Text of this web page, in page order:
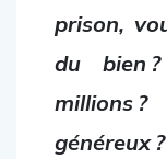
prison,
du bien
millions
généreux